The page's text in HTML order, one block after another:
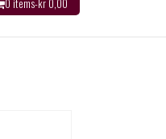
0 items-kr0,00